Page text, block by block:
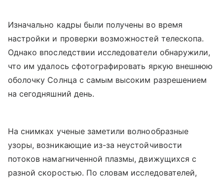
Изначально кадры были получены во время
настройки и проверки возможностей телескопа.
Однако впоследствии исследователи обнаружили,
что им удалось сфотографировать яркую внешнюю
оболочку Солнца с самым высоким разрешением
на сегодняшний день.
На снимках ученые заметили волнообразные
узоры, возникающие из-за неустойчивости
потоков намагниченной плазмы, движущихся с
разной скоростью. По словам исследователей,